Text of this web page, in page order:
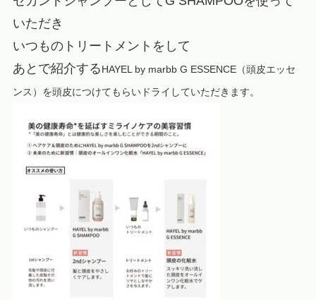
いただき
いつものトリートメントをして
あとで紹介するHAYEL by marbb G ESSENCE（頭皮エッセ
ンス）を頭皮につけてもらいドライしていただきます。